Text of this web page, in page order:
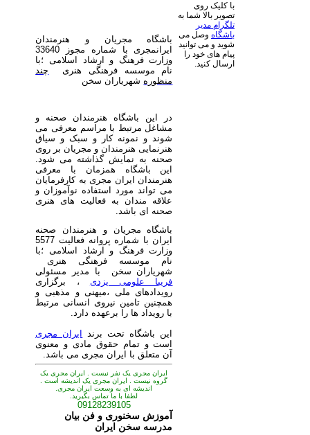
باشگاه مجریان و هنرمندان
ایرانمجری با شماره مجوز 33640
وزارت فرهنگ و ارشاد اسلامی ؛با
نام موسسه فرهنگی هنری چند
منظوره شهریاران سخن
در این باشگاه هنرمندان صحنه و
مشاغل مرتبط با مراسم معرفی می
شوند و نمونه کار و سبک و سیاق
هنرنمایی هنرمندان و مجریان بر روی
صحنه به نمایش گذاشته می شود.
این باشگاه همزمان با معرفی
هنرمندان ایران مجری به کارفرمایان
می تواند مورد استفاده نوآموزان و
علاقه مندان به فعالیت های هنری
صحنه ای باشد.
باشگاه مجریان و هنرمندان صحنه
ایران با شماره پروانه فعالیت 5577
وزارت فرهنگ و ارشاد اسلامی ؛با
نام موسسه فرهنگی هنری
شهریاران سخن با مدیر مسئولی
فریبا علومی یزدی ، برگزاری
رویدادهای ملی ،میهنی و مذهبی و
همچنین تامین نیروی انسانی مرتبط
با رویداد ها را برعهده دارد.
این باشگاه تحت برند ایران مجری
است و تمام حقوق مادی و معنوی
آن متعلق با ایران مجری می باشد.
ایران مجری یک نفر نیست . ایران مجری یک
گروه نیست . ایران مجری یک اندیشه است .
اندیشه ای به وسعت ایران مجری.
لطفا با ما تماس بگیرید.
09128239105
آموزش سخنوری و فن بیان
مدرسه سخن ایران
با کلیک روی
تصویر بالا شما به
تلگرام مدیر
باشگاه وصل می
شوید و می توانید
پیام های خود را
ارسال کنید.